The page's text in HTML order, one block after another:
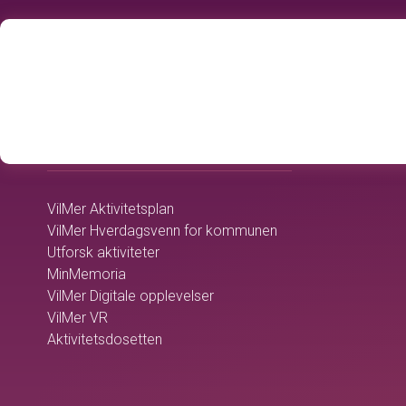
VilMer Aktivitetsplan
VilMer Hverdagsvenn for kommunen
Utforsk aktiviteter
MinMemoria
VilMer Digitale opplevelser
VilMer VR
Aktivitetsdosetten